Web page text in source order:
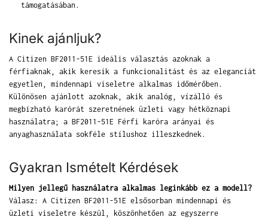
támogatásában.
Kinek ajánljuk?
A Citizen BF2011-51E ideális választás azoknak a
férfiaknak, akik keresik a funkcionalitást és az eleganciát
egyetlen, mindennapi viseletre alkalmas időmérőben.
Különösen ajánlott azoknak, akik analóg, vízálló és
megbízható karórát szeretnének üzleti vagy hétköznapi
használatra; a BF2011-51E Férfi karóra arányai és
anyaghasználata sokféle stílushoz illeszkednek.
Gyakran Ismételt Kérdések
Milyen jellegű használatra alkalmas leginkább ez a modell?
Válasz: A Citizen BF2011-51E elsősorban mindennapi és
üzleti viseletre készül, köszönhetően az egyszerre